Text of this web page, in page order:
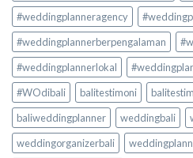
#weddingplanneragency
#weddingplannerberpengalaman
#weddingplannerlokal
#WOdibali
balitestimoni
baliweddingplanner
weddingbali
weddingorganizerbali